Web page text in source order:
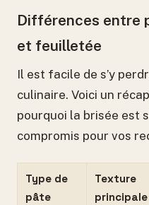
Différences entre
et feuilletée
Il est facile de s’y
culinaire. Voici un
pourquoi la brisée est
compromis pour vos
Type de
pâte
Texture
principale